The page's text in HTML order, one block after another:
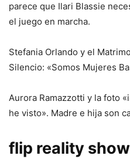
parece que Ilari Blassie
el juego en marcha.
Stefania Orlando y el
Silencio: «Somos Mujeres
Aurora Ramazzotti y la foto
he visto». Madre e hija son
flip reality